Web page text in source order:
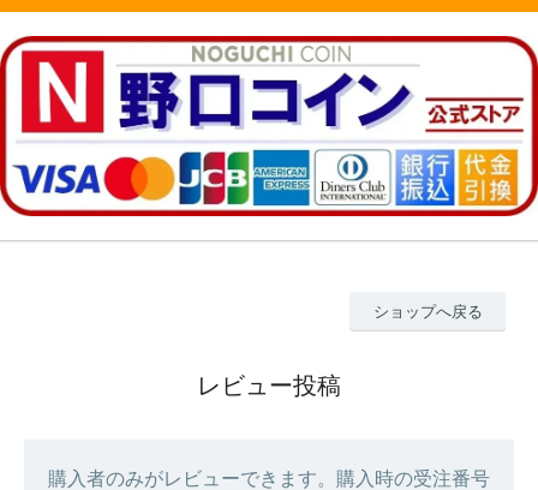
ショップへ戻る
レビュー投稿
購入者のみがレビューできます。購入時の受注番号